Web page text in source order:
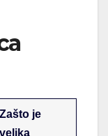
Zašto je
velika